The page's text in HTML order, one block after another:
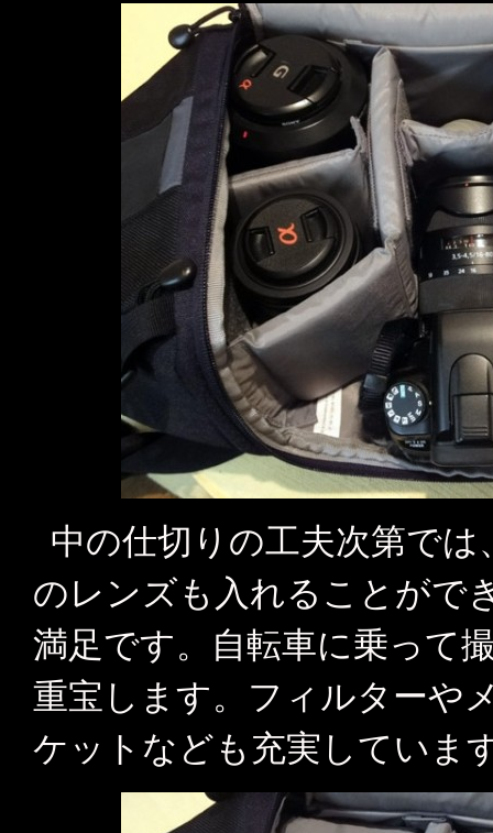
中の仕切りの工夫次第で
のレンズも入れることがで
満足です。自転車に乗って
重宝します。フィルターや
ケットなども充実していま